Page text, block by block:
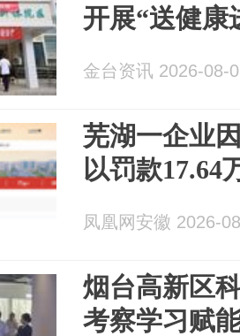
开展“送健康
金台资讯 2026-08-
芜湖一企业
以罚款17.64
凤凰网安徽 2026-
烟台高新区
考察学习赋